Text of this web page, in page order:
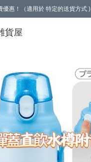
惠！（適用於 特定的送貨方式 )
貨屋